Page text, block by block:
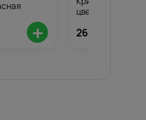
+
цветов 3шт.
268₽